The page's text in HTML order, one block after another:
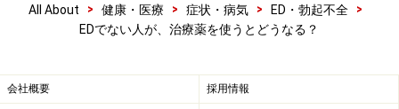
All About > 健康・医療 > 症状・病気 > ED・勃起不全
>
EDでない人が、治療薬を使うとどうなる？
会社概要 採用情報